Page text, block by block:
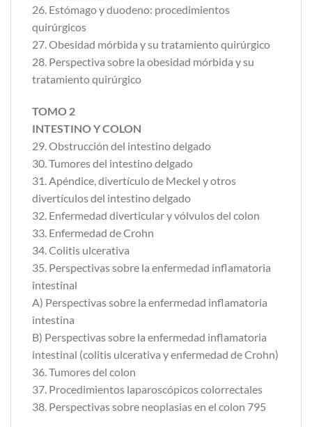
26. Estómago y duodeno: procedimientos
quirúrgicos
27. Obesidad mórbida y su tratamiento quirúrgico
28. Perspectiva sobre la obesidad mórbida y su
tratamiento quirúrgico
TOMO 2
INTESTINO Y COLON
29. Obstrucción del intestino delgado
30. Tumores del intestino delgado
31. Apéndice, divertículo de Meckel y otros
divertículos del intestino delgado
32. Enfermedad diverticular y vólvulos del colon
33. Enfermedad de Crohn
34. Colitis ulcerativa
35. Perspectivas sobre la enfermedad inflamatoria
intestinal
A) Perspectivas sobre la enfermedad inflamatoria
intestina
B) Perspectivas sobre la enfermedad inflamatoria
intestinal (colitis ulcerativa y enfermedad de Crohn)
36. Tumores del colon
37. Procedimientos laparoscópicos colorrectales
38. Perspectivas sobre neoplasias en el colon 795